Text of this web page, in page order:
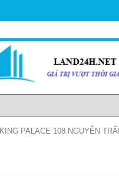
KING PALACE 108 NGUYỄN